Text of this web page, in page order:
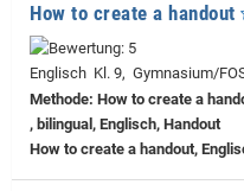
How to create a handout
Englisch Kl. 9, Gymnasium/
Methode: How to create a
, bilingual, Englisch, Handout
How to create a handout,